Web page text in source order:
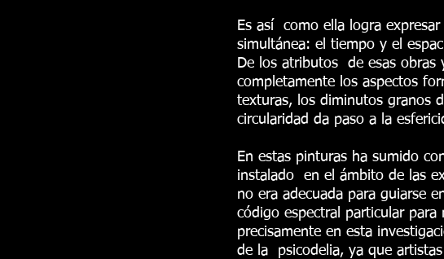
Es así como ella logra
simultánea: el tiempo y el
De los atributos de esas obras
completamente los aspectos
texturas, los diminutos granos
circularidad da paso a la
En estas pinturas ha sumido
instalado en el ámbito de las
no era adecuada para guiarse
código espectral particular
precisamente en esta
de la psicodelia, ya que